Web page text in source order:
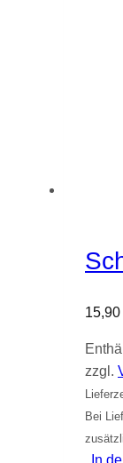
15,90
zzgl.
Bei
In